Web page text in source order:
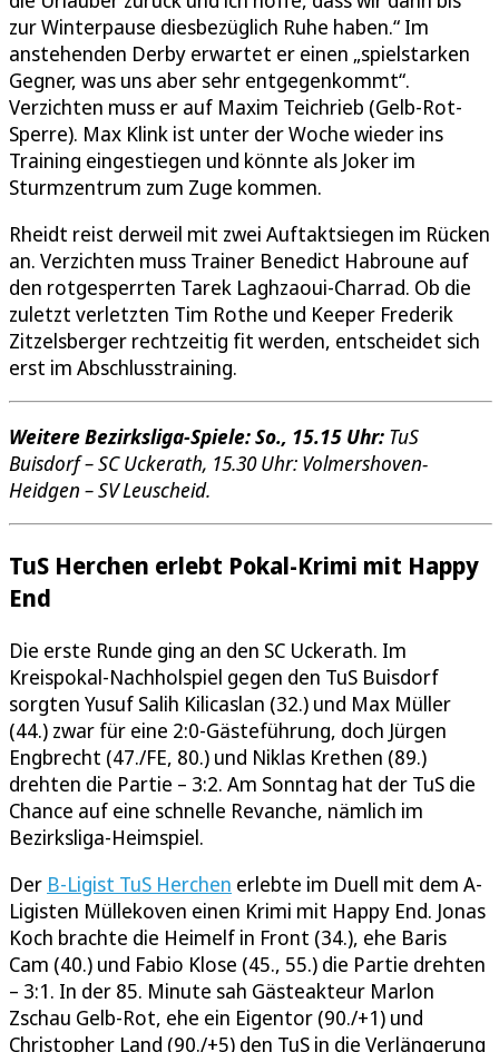
zur Winterpause diesbezüglich Ruhe haben.“ Im
anstehenden Derby erwartet er einen „spielstarken
Gegner, was uns aber sehr entgegenkommt“.
Verzichten muss er auf Maxim Teichrieb (Gelb-Rot-
Sperre). Max Klink ist unter der Woche wieder ins
Training eingestiegen und könnte als Joker im
Sturmzentrum zum Zuge kommen.
Rheidt reist derweil mit zwei Auftaktsiegen im Rücken
an. Verzichten muss Trainer Benedict Habroune auf
den rotgesperrten Tarek Laghzaoui-Charrad. Ob die
zuletzt verletzten Tim Rothe und Keeper Frederik
Zitzelsberger rechtzeitig fit werden, entscheidet sich
erst im Abschlusstraining.
Weitere Bezirksliga-Spiele: So., 15.15 Uhr: TuS
Buisdorf – SC Uckerath, 15.30 Uhr: Volmershoven-
Heidgen – SV Leuscheid.
TuS Herchen erlebt Pokal-Krimi mit Happy
End
Die erste Runde ging an den SC Uckerath. Im
Kreispokal-Nachholspiel gegen den TuS Buisdorf
sorgten Yusuf Salih Kilicaslan (32.) und Max Müller
(44.) zwar für eine 2:0-Gästeführung, doch Jürgen
Engbrecht (47./FE, 80.) und Niklas Krethen (89.)
drehten die Partie – 3:2. Am Sonntag hat der TuS die
Chance auf eine schnelle Revanche, nämlich im
Bezirksliga-Heimspiel.
Der B-Ligist TuS Herchen erlebte im Duell mit dem A-
Ligisten Müllekoven einen Krimi mit Happy End. Jonas
Koch brachte die Heimelf in Front (34.), ehe Baris
Cam (40.) und Fabio Klose (45., 55.) die Partie drehten
– 3:1. In der 85. Minute sah Gästeakteur Marlon
Zschau Gelb-Rot, ehe ein Eigentor (90./+1) und
Christopher Land (90./+5) den TuS in die Verlängerung